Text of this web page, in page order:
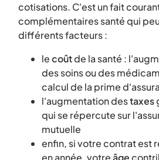
cotisations. C'est un fait
complémentaires santé qui
différents facteurs :
lecoûtde la santé :
des soins ou des
calcul de la prime
l'augmentation destaxes
qui se répercute sur
mutuelle
enfin, si votre contrat est